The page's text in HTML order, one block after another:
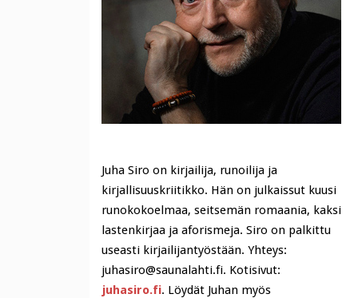
Juha Siro on kirjailija, runoilija ja
kirjallisuuskriitikko. Hän on julkaissut kuusi
runokokoelmaa, seitsemän romaania, kaksi
lastenkirjaa ja aforismeja. Siro on palkittu
useasti kirjailijantyöstään. Yhteys:
juhasiro@saunalahti.fi. Kotisivut:
juhasiro.fi. Löydät Juhan myös